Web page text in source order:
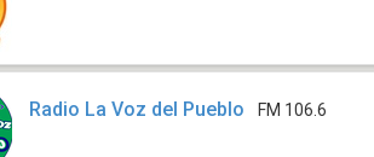
Radio La Voz del Pueblo FM 106.6